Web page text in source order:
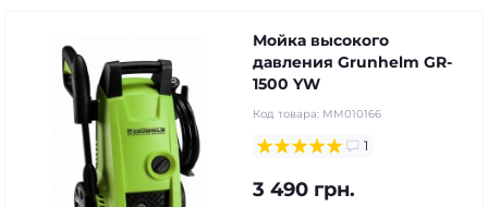
Мойка высокого
давления Grunhelm GR-
1500 YW
Код товара: MM010166
1
3 490 грн.